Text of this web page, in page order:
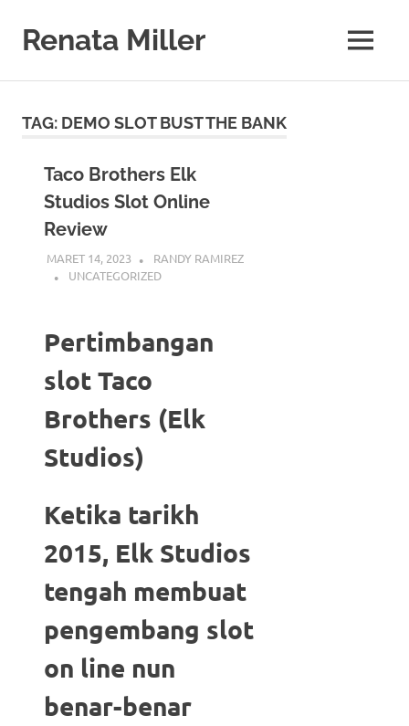
contentRenata Miller
Bisnis,
Gaya
Hidup
MENU
TAG: DEMO SLOT BUST THE BANK
Taco Brothers Elk
Studios Slot Online
Review
MARET 14, 2023
RANDY RAMIREZ
UNCATEGORIZED
Pertimbangan
slot Taco
Brothers (Elk
Studios)
Ketika tarikh
2015, Elk Studios
tengah membuat
pengembang slot
on line nun
benar-benar